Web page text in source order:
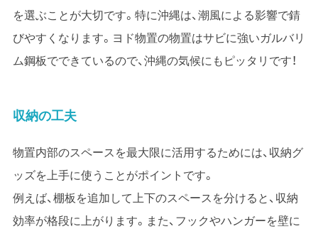
を選ぶことが大切です。特に沖縄は、潮風による影響で錆
びやすくなります。ヨド物置の物置はサビに強いガルバリ
ム鋼板でできているので、沖縄の気候にもピッタリです！
収納の工夫
物置内部のスペースを最大限に活用するためには、収納グ
ッズを上手に使うことがポイントです。
例えば、棚板を追加して上下のスペースを分けると、収納
効率が格段に上がります。また、フックやハンガーを壁に